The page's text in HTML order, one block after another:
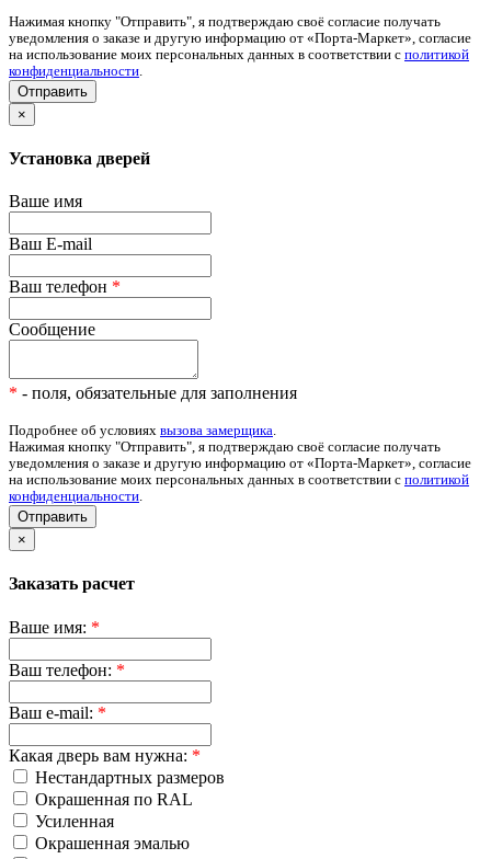
Нажимая кнопку "Отправить", я подтверждаю своё согласие получать
уведомления о заказе и другую информацию от «Порта-Маркет», согласие
на использование моих персональных данных в соответствии с политикой
конфиденциальности
×
Установка дверей
Ваше имя
Ваш E-mail
Ваш телефон *
Сообщение
* - поля, обязательные для заполнения
Подробнее об условиях вызова замерщика.
Нажимая кнопку "Отправить", я подтверждаю своё согласие получать
уведомления о заказе и другую информацию от «Порта-Маркет», согласие
на использование моих персональных данных в соответствии с политикой
конфиденциальности.
Отправить
×
Заказать расчет
Ваше имя: *
Ваш телефон: *
Ваш e-mail: *
Какая дверь вам нужна: *
Нестандартных размеров
Окрашенная по RAL
Усиленная
Окрашенная эмалью